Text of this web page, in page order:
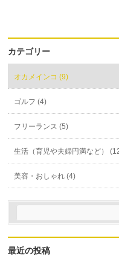
カテゴリー
オカメインコ (9)
ゴルフ (4)
フリーランス (5)
生活（育児や夫婦円満など）
美容・おしゃれ (4)
最近の投稿